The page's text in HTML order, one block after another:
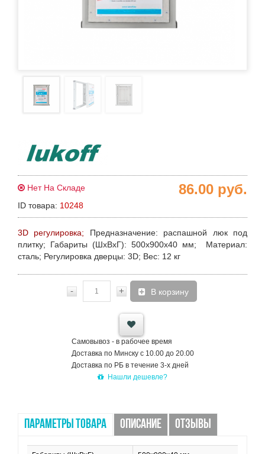
Нет На Складе
ID товара: 10248
86.00 руб.
3D регулировка; Предназначение: распашной люк под
плитку; Габариты (ШхВхГ): 500х900х40 мм;
Материал:
сталь; Регулировка дверцы: 3D; Вес: 12 кг
- + В корзину
Самовывоз - в рабочее время
Доставка по Минску с 10.00 до 20.00
Доставка по РБ в течение 3-х дней
Нашли дешевле?
ПАРАМЕТРЫ ТОВАРА ОПИСАНИЕ ОТЗЫВЫ